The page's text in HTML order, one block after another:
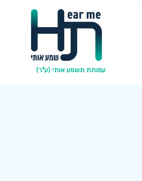
עמותת תשמע אותי (ע"ר)